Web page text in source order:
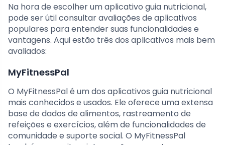
Na hora de escolher um aplicativo guia nutricional,
pode ser útil consultar avaliações de aplicativos
populares para entender suas funcionalidades e
vantagens. Aqui estão três dos aplicativos mais bem
avaliados:
MyFitnessPal
O MyFitnessPal é um dos aplicativos guia nutricional
mais conhecidos e usados. Ele oferece uma extensa
base de dados de alimentos, rastreamento de
refeições e exercícios, além de funcionalidades de
comunidade e suporte social. O MyFitnessPal